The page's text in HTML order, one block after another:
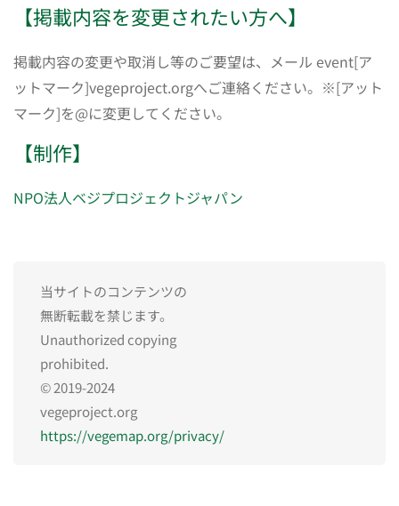
【掲載内容を変更されたい方へ】
掲載内容の変更や取消し等のご要望は、メール event[ア
ットマーク]vegeproject.orgへご連絡ください。※[アット
マーク]を@に変更してください。
【制作】
NPO法人ベジプロジェクトジャパン
当サイトのコンテンツの
無断転載を禁じます。
Unauthorized copying
prohibited.
© 2019-2024
vegeproject.org
https://vegemap.org/privacy/